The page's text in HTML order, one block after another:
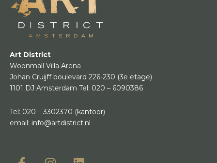
Art District
Woonmall Villa Arena
Johan Cruijff boulevard 226-230 (3e etage)
1101 DJ Amsterdam Tel: 020 – 6090386
Tel: 020 – 3302370 (kantoor)
email: info@artdistrict.nl